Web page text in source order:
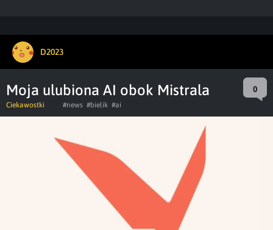
D2023
Moja ulubiona AI obok Mistrala 0
Ciekawostki #news #bielik #ai